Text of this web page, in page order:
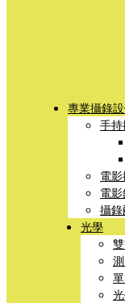
專業攝錄
手持
電
電
攝錄
光學